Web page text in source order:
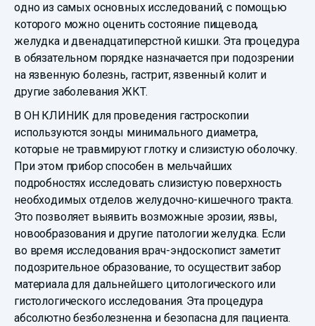
одно из самых основных исследований, с помощью
которого можно оценить состояние пищевода,
желудка и двенадцатиперстной кишки. Эта процедура
в обязательном порядке назначается при подозрении
на язвенную болезнь, гастрит, язвенный колит и
другие заболевания ЖКТ.
В ОН КЛИНИК для проведения гастроскопии
используются зонды минимального диаметра,
которые не травмируют глотку и слизистую оболочку.
При этом прибор способен в мельчайших
подробностях исследовать слизистую поверхность
необходимых отделов желудочно-кишечного тракта.
Это позволяет выявить возможные эрозии, язвы,
новообразования и другие патологии желудка. Если
во время исследования врач-эндоскопист заметит
подозрительное образование, то осуществит забор
материала для дальнейшего цитологического или
гистологического исследования. Эта процедура
абсолютно безболезненна и безопасна для пациента.